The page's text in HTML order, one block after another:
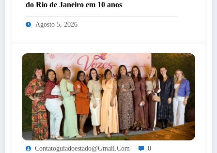
do Rio de Janeiro em 10 anos
Agosto 5, 2026
Contatoguiadoestado@gmail.com 0